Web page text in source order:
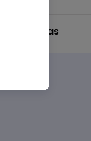
Darbo laikas